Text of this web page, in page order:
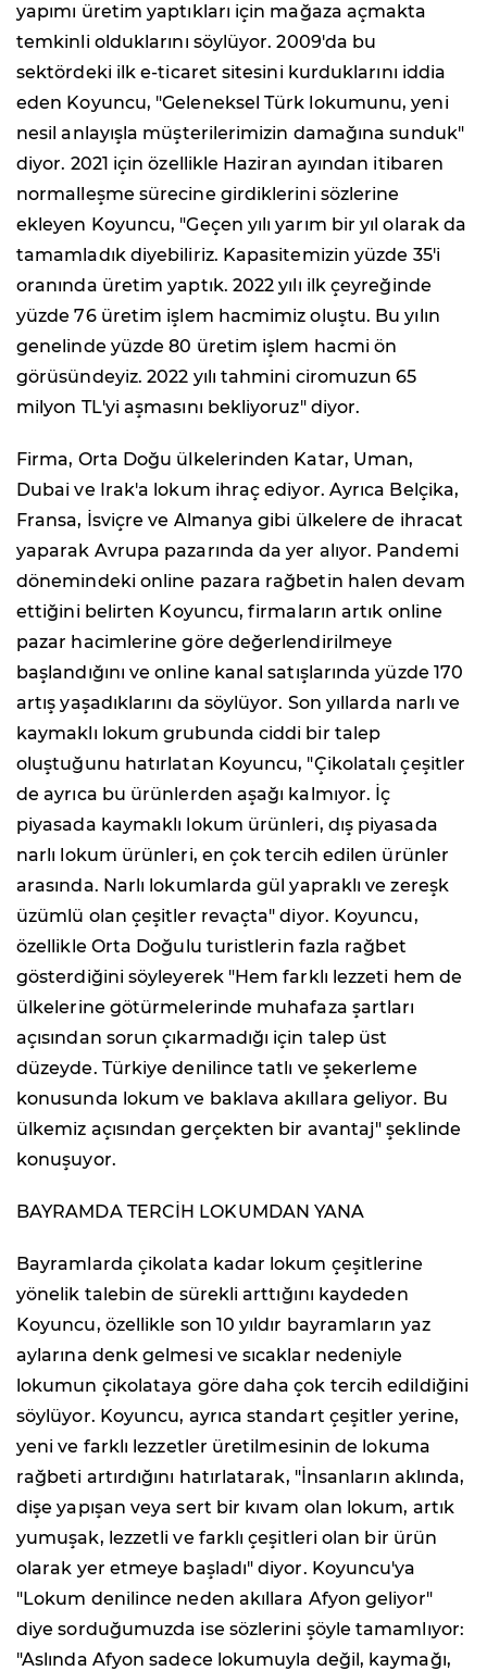
yapımı üretim yaptıkları için mağaza açmakta
temkinli olduklarını söylüyor. 2009'da bu
sektördeki ilk e-ticaret sitesini kurduklarını iddia
eden Koyuncu, "Geleneksel Türk lokumunu, yeni
nesil anlayışla müşterilerimizin damağına sunduk"
diyor. 2021 için özellikle Haziran ayından itibaren
normalleşme sürecine girdiklerini sözlerine
ekleyen Koyuncu, "Geçen yılı yarım bir yıl olarak da
tamamladık diyebiliriz. Kapasitemizin yüzde 35'i
oranında üretim yaptık. 2022 yılı ilk çeyreğinde
yüzde 76 üretim işlem hacmimiz oluştu. Bu yılın
genelinde yüzde 80 üretim işlem hacmi ön
görüsündeyiz. 2022 yılı tahmini ciromuzun 65
milyon TL'yi aşmasını bekliyoruz" diyor.
Firma, Orta Doğu ülkelerinden Katar, Uman,
Dubai ve Irak'a lokum ihraç ediyor. Ayrıca Belçika,
Fransa, İsviçre ve Almanya gibi ülkelere de ihracat
yaparak Avrupa pazarında da yer alıyor. Pandemi
dönemindeki online pazara rağbetin halen devam
ettiğini belirten Koyuncu, firmaların artık online
pazar hacimlerine göre değerlendirilmeye
başlandığını ve online kanal satışlarında yüzde 170
artış yaşadıklarını da söylüyor. Son yıllarda narlı ve
kaymaklı lokum grubunda ciddi bir talep
oluştuğunu hatırlatan Koyuncu, "Çikolatalı çeşitler
de ayrıca bu ürünlerden aşağı kalmıyor. İç
piyasada kaymaklı lokum ürünleri, dış piyasada
narlı lokum ürünleri, en çok tercih edilen ürünler
arasında. Narlı lokumlarda gül yapraklı ve zereşk
üzümlü olan çeşitler revaçta" diyor. Koyuncu,
özellikle Orta Doğulu turistlerin fazla rağbet
gösterdiğini söyleyerek "Hem farklı lezzeti hem de
ülkelerine götürmelerinde muhafaza şartları
açısından sorun çıkarmadığı için talep üst
düzeyde. Türkiye denilince tatlı ve şekerleme
konusunda lokum ve baklava akıllara geliyor. Bu
ülkemiz açısından gerçekten bir avantaj" şeklinde
konuşuyor.
BAYRAMDA TERCİH LOKUMDAN YANA
Bayramlarda çikolata kadar lokum çeşitlerine
yönelik talebin de sürekli arttığını kaydeden
Koyuncu, özellikle son 10 yıldır bayramların yaz
aylarına denk gelmesi ve sıcaklar nedeniyle
lokumun çikolataya göre daha çok tercih edildiğini
söylüyor. Koyuncu, ayrıca standart çeşitler yerine,
yeni ve farklı lezzetler üretilmesinin de lokuma
rağbeti artırdığını hatırlatarak, "İnsanların aklında,
dişe yapışan veya sert bir kıvam olan lokum, artık
yumuşak, lezzetli ve farklı çeşitleri olan bir ürün
olarak yer etmeye başladı" diyor. Koyuncu'ya
"Lokum denilince neden akıllara Afyon geliyor"
diye sorduğumuzda ise sözlerini şöyle tamamlıyor:
"Aslında Afyon sadece lokumuyla değil, kaymağı,